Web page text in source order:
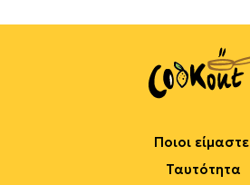
Ποιοι είμαστε
Ταυτότητα